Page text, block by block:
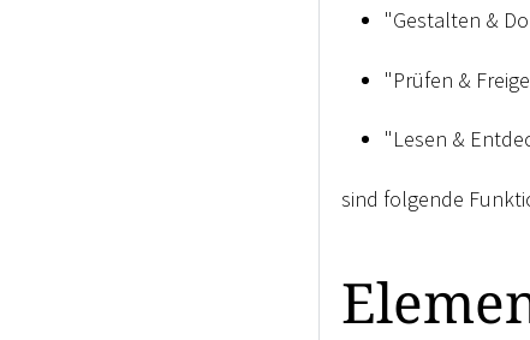
"Gestalten &
"Prüfen &
"Lesen &
sind folgende